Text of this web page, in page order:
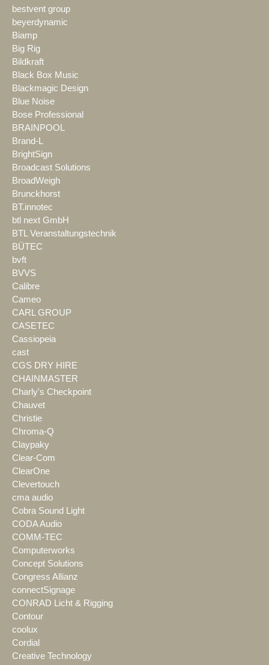
bestvent group
beyerdynamic
Biamp
Big Rig
Bildkraft
Black Box Music
Blackmagic Design
Blue Noise
Bose Professional
BRAINPOOL
Brand-L
BrightSign
Broadcast Solutions
BroadWeigh
Brunckhorst
BT.innotec
btl next GmbH
BTL Veranstaltungstechnik
BÜTEC
bvft
BVVS
Calibre
Cameo
CARL GROUP
CASETEC
Cassiopeia
cast
CGS DRY HIRE
CHAINMASTER
Charly's Checkpoint
Chauvet
Christie
Chroma-Q
Claypaky
Clear-Com
ClearOne
Clevertouch
cma audio
Cobra Sound Light
CODA Audio
COMM-TEC
Computerworks
Concept Solutions
Congress Allianz
connectSignage
CONRAD Licht & Rigging
Contour
coolux
Cordial
Creative Technology